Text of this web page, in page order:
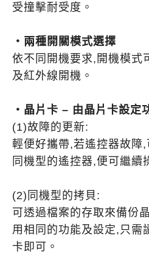
受撞擊耐受度。
・兩種開關模式選擇
依不同開機要求,開機模式
及紅外線開機。
・晶片卡 – 由晶片卡設定
(1)故障的更新:
輕便好攜帶,若遙控器故障
同機型的遙控器,便可繼續
(2)同機型的拷貝:
可透過檔案的存取來備份
用相同的功能及設定,只需
卡即可。